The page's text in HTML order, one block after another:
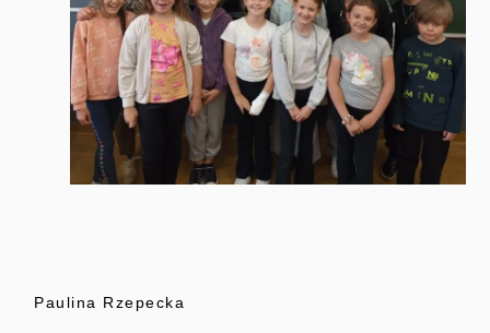
Paulina Rzepecka